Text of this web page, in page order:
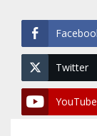
Twitter
YouTube